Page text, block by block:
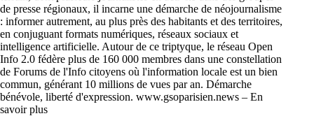
de presse régionaux, il incarne une démarche de néojournalisme
: informer autrement, au plus près des habitants et des territoires,
en conjuguant formats numériques, réseaux sociaux et
intelligence artificielle. Autour de ce triptyque, le réseau Open
Info 2.0 fédère plus de 160 000 membres dans une constellation
de Forums de l'Info citoyens où l'information locale est un bien
commun, générant 10 millions de vues par an. Démarche
bénévole, liberté d'expression. www.gsoparisien.news – En
savoir plus